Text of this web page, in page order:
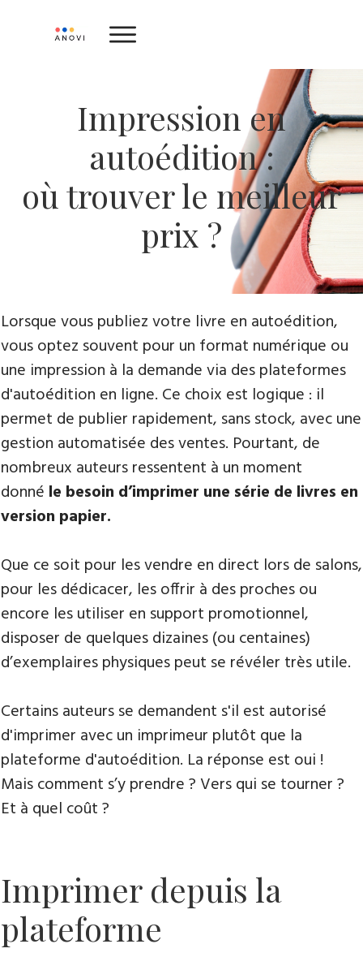
OFFRES
FAQ
AVIS ET TÉMOIGNAGES
Impression en
autoédition :
où trouver le meilleur
prix ?
Lorsque vous publiez votre livre en autoédition,
vous optez souvent pour un format numérique ou
une impression à la demande via des plateformes
d'autoédition en ligne. Ce choix est logique : il
permet de publier rapidement, sans stock, avec une
gestion automatisée des ventes. Pourtant, de
nombreux auteurs ressentent à un moment
donné le besoin d’imprimer une série de livres en
version papier.
Que ce soit pour les vendre en direct lors de salons,
pour les dédicacer, les offrir à des proches ou
encore les utiliser en support promotionnel,
disposer de quelques dizaines (ou centaines)
d’exemplaires physiques peut se révéler très utile.
Certains auteurs se demandent s'il est autorisé
d'imprimer avec un imprimeur plutôt que la
plateforme d'autoédition. La réponse est oui !
Mais comment s’y prendre ? Vers qui se tourner ?
Et à quel coût ?
Imprimer depuis la
plateforme